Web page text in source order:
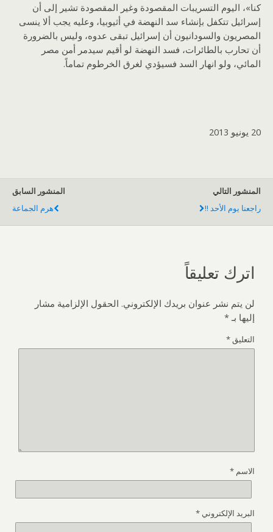
كنا»، اليوم التسريبات المقصودة وغير المقصودة تشير إلى أن
إسرائيل تتكفل بإنشاء سد النهضة في أثيوبيا، وعليه يجب ألا ينسى
المصريون والسودانيون أن إسرائيل تبقى عدوه، وليس بالضرورة
أن تحارب بالطائرات، فسد النهضة لو أقيم سيدمر أمن مصر
المائي، ولو انهار السد فسيؤدي لغرق الخرطوم تماماً.
20 يونيو 2013
المنشور السابق
هرم الجماعة
المنشور التالي
راجعنا يوم الأحد !!
اترك تعليقاً
لن يتم نشر عنوان بريدك الإلكتروني. الحقول الإلزامية مشار
إليها بـ *
التعليق*
الاسم *
البريد الإلكتروني *